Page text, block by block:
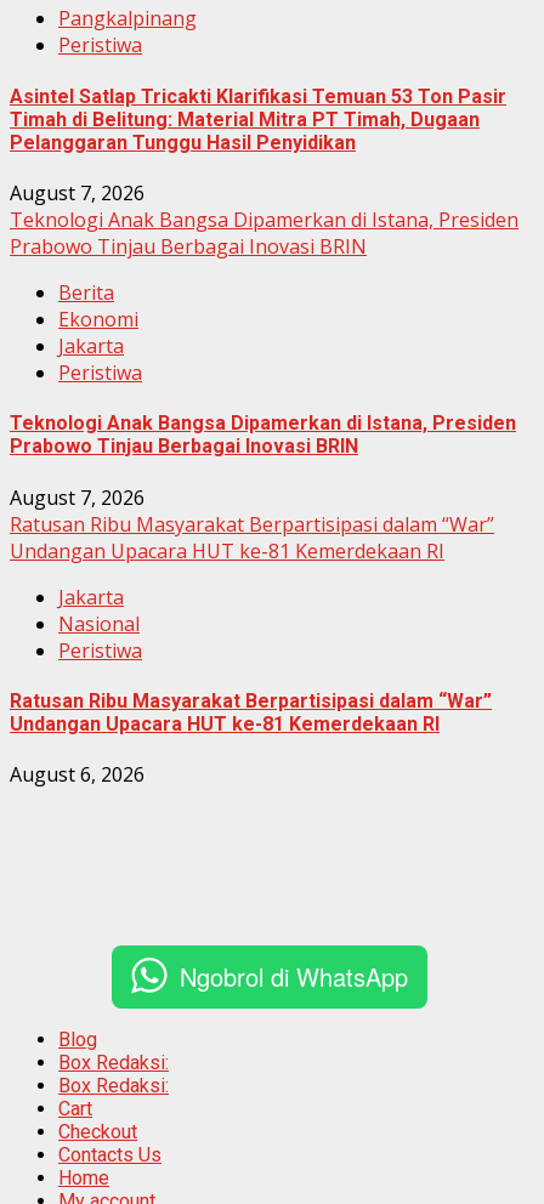
Pangkalpinang
Peristiwa
Asintel Satlap Tricakti Klarifikasi Temuan 53 Ton Pasir
Timah di Belitung: Material Mitra PT Timah, Dugaan
Pelanggaran Tunggu Hasil Penyidikan
August 7, 2026
Teknologi Anak Bangsa Dipamerkan di Istana, Presiden
Prabowo Tinjau Berbagai Inovasi BRIN
Berita
Ekonomi
Jakarta
Peristiwa
Teknologi Anak Bangsa Dipamerkan di Istana, Presiden
Prabowo Tinjau Berbagai Inovasi BRIN
August 7, 2026
Ratusan Ribu Masyarakat Berpartisipasi dalam “War”
Undangan Upacara HUT ke-81 Kemerdekaan RI
Jakarta
Nasional
Peristiwa
Ratusan Ribu Masyarakat Berpartisipasi dalam “War”
Undangan Upacara HUT ke-81 Kemerdekaan RI
August 6, 2026
Ngobrol di WhatsApp
Blog
Box Redaksi:
Box Redaksi:
Cart
Checkout
Contacts Us
Home